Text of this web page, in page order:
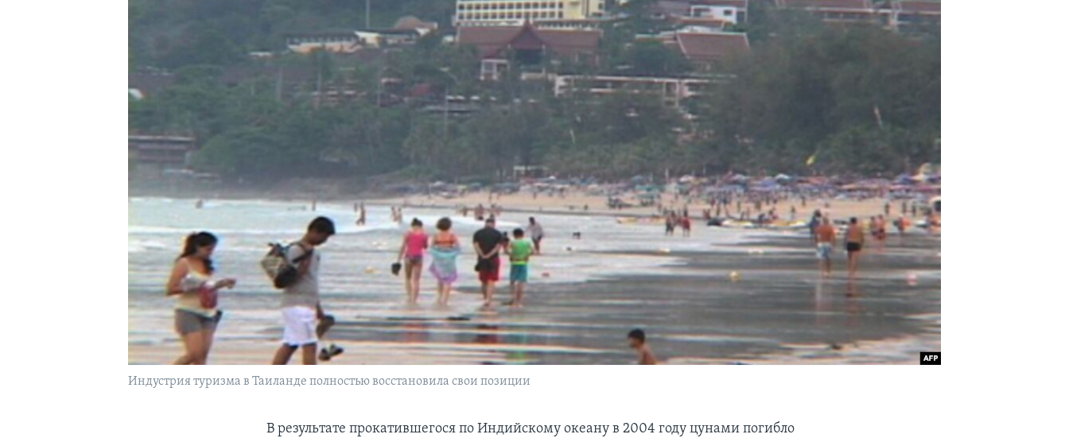
Индустрия туризма в Таиланде полностью восстановила свои позиции
В результате прокатившегося по Индийскому океану в 2004 году цунами погибло